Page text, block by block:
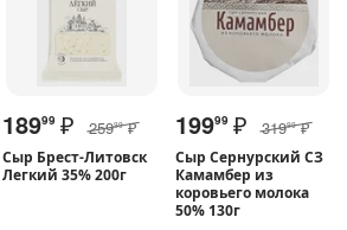
18999 ₽ 25999 ₽
Сыр Брест-Литовск
Легкий 35% 200г
19999 ₽ 31999 ₽
Сыр Сернурский СЗ
Камамбер из
коровьего молока
50% 130г